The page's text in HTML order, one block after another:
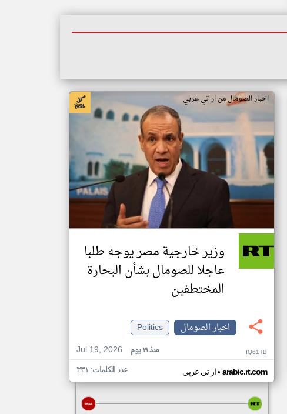
اخبار الصومال من ار تي عربي
وزير خارجية مصر يوجه طلبا
عاجلا للصومال بشأن البحارة
المختطفين
اخبار الصومال
Politics
Jul 19, 2026
منذ ١٩ يوم IQ61TB
ار تي عربي• arabic.rt.com عدد الكلمات: ٣٣١